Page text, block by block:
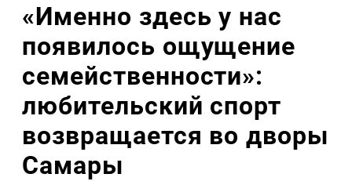
«Именно здесь у нас
появилось ощущение
семейственности»:
любительский спорт
возвращается во дворы
Самары